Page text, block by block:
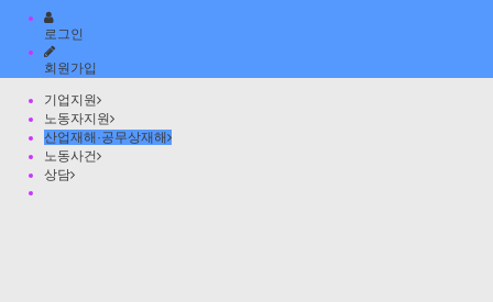
로그인
회원가입
기업지원
노동자지원
산업재해·공무상재해
노동사건
상담